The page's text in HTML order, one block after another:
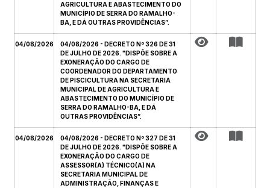
AGRICULTURA E ABASTECIMENTO DO
MUNICÍPIO DE SERRA DO RAMALHO-
BA, E DÁ OUTRAS PROVIDÊNCIAS”.
04/08/2026
04/08/2026 - DECRETO Nº 326 DE 31
DE JULHO DE 2026. "DISPÕE SOBRE A
EXONERAÇÃO DO CARGO DE
COORDENADOR DO DEPARTAMENTO
DE PISCICULTURA NA SECRETARIA
MUNICIPAL DE AGRICULTURA E
ABASTECIMENTO DO MUNICÍPIO DE
SERRA DO RAMALHO-BA, E DÁ
OUTRAS PROVIDÊNCIAS”.
04/08/2026
04/08/2026 - DECRETO Nº 327 DE 31
DE JULHO DE 2026. "DISPÕE SOBRE A
EXONERAÇÃO DO CARGO DE
ASSESSOR(A) TÉCNICO(A) NA
SECRETARIA MUNICIPAL DE
ADMINISTRAÇÃO, FINANÇAS E